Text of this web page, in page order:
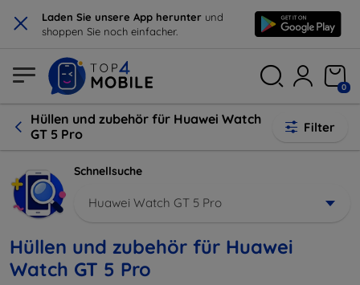
× Laden Sie unsere App herunter und
shoppen Sie noch einfacher.
0
Hüllen und zubehör für Huawei Watch
GT 5 Pro
Filter
Schnellsuche
Huawei Watch GT 5 Pro
Hüllen und zubehör für Huawei
Watch GT 5 Pro